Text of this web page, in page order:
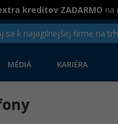
kreditov ZADARMO na
sa k najagilnejšej firme na
MÉDIÁ KARIÉRA